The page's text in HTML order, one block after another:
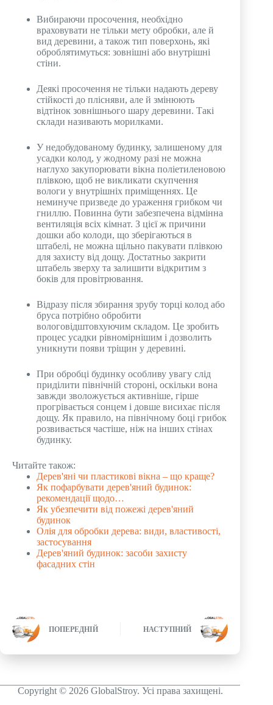
Вибираючи просочення, необхідно
враховувати не тільки мету обробки, але й
вид деревини, а також тип поверхонь, які
оброблятимуться: зовнішні або внутрішні
стіни.
Деякі просочення не тільки надають дереву
стійкості до плісняви, але й змінюють
відтінок зовнішнього шару деревини. Такі
склади називають морилками.
У недобудованому будинку, залишеному для
усадки колод, у жодному разі не можна
наглухо закупорювати вікна поліетиленовою
плівкою, щоб не викликати скупчення
вологи у внутрішніх приміщеннях. Це
неминуче призведе до ураження грибком чи
гниллю. Повинна бути забезпечена відмінна
вентиляція всіх кімнат. З цієї ж причини
дошки або колоди, що зберігаються в
штабелі, не можна щільно пакувати плівкою
для захисту від дощу. Достатньо закрити
штабель зверху та залишити відкритим з
боків для провітрювання.
Відразу після збирання зрубу торці колод або
бруса потрібно обробити
вологовідштовхуючим складом. Це зробить
процес усадки рівномірнішим і дозволить
уникнути появи тріщин у деревині.
При обробці будинку особливу увагу слід
приділити північній стороні, оскільки вона
завжди зволожується активніше, гірше
прогрівається сонцем і довше висихає після
дощу. Як правило, на північному боці грибок
розвивається частіше, ніж на інших стінах
будинку.
Читайте також:
Дерев'яні чи пластикові вікна – що краще?
Як пофарбувати дерев'яний будинок:
рекомендації щодо…
Як убезпечити від пожежі дерев'яний
будинок
Олія для обробки дерева: види, властивості,
застосування
Дерев'яний будинок: засоби захисту
фасадних стін
ПОПЕРЕДНІЙ НАСТУПНИЙ
Copyright © 2026 GlobalStroy. Усі права захищені.